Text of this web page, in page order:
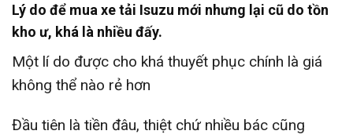
Lý do để mua xe tải Isuzu mới nhưng lại cũ do tồn
kho ư, khá là nhiều đấy.
Một lí do được cho khá thuyết phục chính là giá
không thể nào rẻ hơn
Đầu tiên là tiền đâu, thiệt chứ nhiều bác cũng